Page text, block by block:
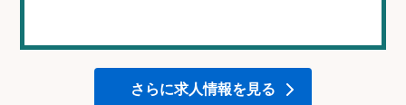
さらに求人情報を見る